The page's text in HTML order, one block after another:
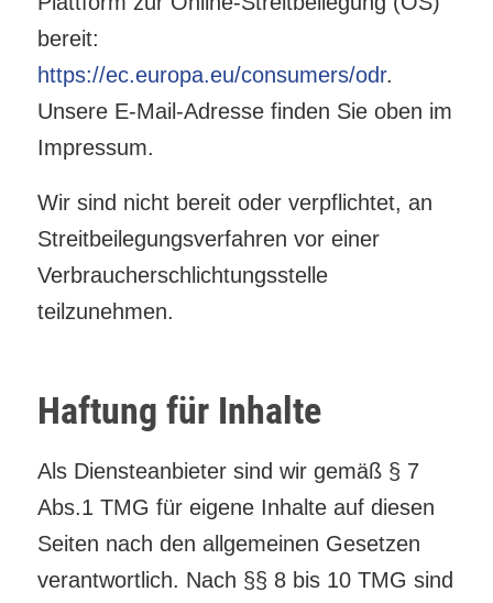
bereit:
https://ec.europa.eu/consumers/odr.
Unsere E-Mail-Adresse finden Sie oben im
Impressum.
Wir sind nicht bereit oder verpflichtet, an
Streitbeilegungsverfahren vor einer
Verbraucherschlichtungsstelle
teilzunehmen.
Haftung für Inhalte
Als Diensteanbieter sind wir gemäß § 7
Abs.1 TMG für eigene Inhalte auf diesen
Seiten nach den allgemeinen Gesetzen
verantwortlich. Nach §§ 8 bis 10 TMG sind